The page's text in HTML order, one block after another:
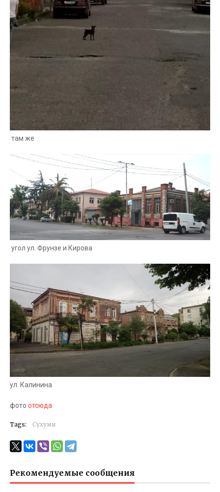
там же
угол ул. Фрунзе и Кирова
ул. Калинина
фото отсюда
Tags: Сухуми
Рекомендуемые сообщения